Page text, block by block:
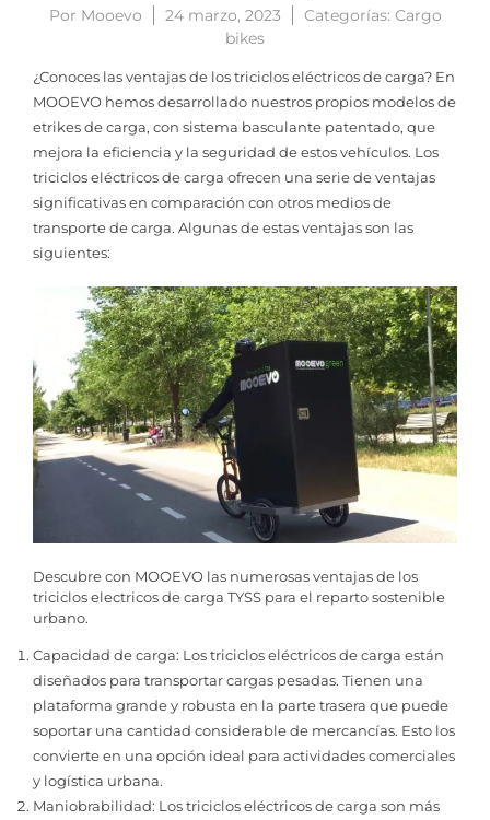
Por Mooevo 24 marzo, 2023 Categorías: Cargo
bikes
¿Conoces las ventajas de los triciclos eléctricos de carga? En
MOOEVO hemos desarrollado nuestros propios modelos de
etrikes de carga, con sistema basculante patentado, que
mejora la eficiencia y la seguridad de estos vehículos. Los
triciclos eléctricos de carga ofrecen una serie de ventajas
significativas en comparación con otros medios de
transporte de carga. Algunas de estas ventajas son las
siguientes:
Descubre con MOOEVO las numerosas ventajas de los
triciclos electricos de carga TYSS para el reparto sostenible
urbano.
Capacidad de carga: Los triciclos eléctricos de carga están
diseñados para transportar cargas pesadas. Tienen una
plataforma grande y robusta en la parte trasera que puede
soportar una cantidad considerable de mercancías. Esto los
convierte en una opción ideal para actividades comerciales
y logística urbana.
Maniobrabilidad: Los triciclos eléctricos de carga son más